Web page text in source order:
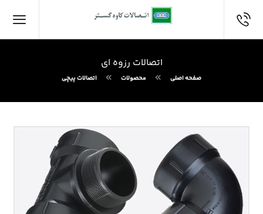
اتصالات رزوه ای
صفحه اصلی محصولات اتصالات پيچي